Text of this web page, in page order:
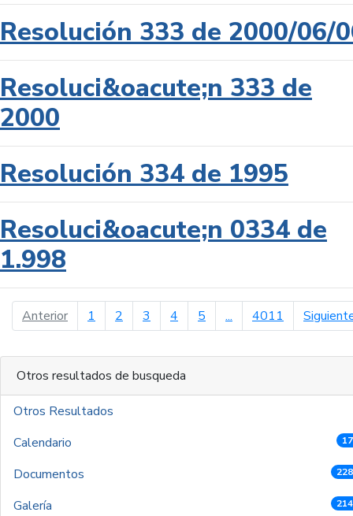
Resolución 333 de 2000/06/
Resoluci&oacute;n 333 de
2000
Resolución 334 de 1995
Resoluci&oacute;n 0334 de
1.998
Anteriorpágina anterior
1 2 3 4 5 ... 4011
Otros resultados de busqueda
Otros Resultados
Calendario
Documentos
Galería